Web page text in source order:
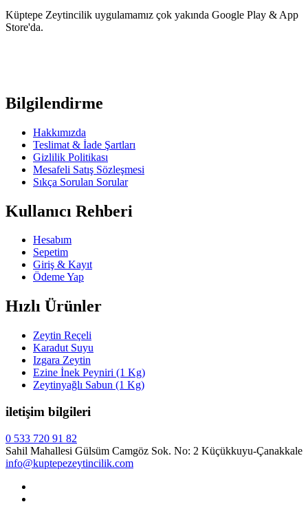
Küptepe Zeytincilik uygulamamız çok yakında Google Play & App
Store'da.
Bilgilendirme
Hakkımızda
Teslimat & İade Şartları
Gizlilik Politikası
Mesafeli Satış Sözleşmesi
Sıkça Sorulan Sorular
Kullanıcı Rehberi
Hesabım
Sepetim
Giriş & Kayıt
Ödeme Yap
Hızlı Ürünler
Zeytin Reçeli
Karadut Suyu
Izgara Zeytin
Ezine İnek Peyniri (1 Kg)
Zeytinyağlı Sabun (1 Kg)
iletişim bilgileri
0 533 720 91 82
Sahil Mahallesi Gülsüm Camgöz Sok. No: 2 Küçükkuyu-Çanakkale
info@kuptepezeytincilik.com